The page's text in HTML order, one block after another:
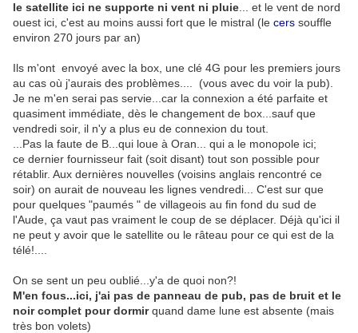
le satellite ici ne supporte ni vent ni pluie ... et le vent de nord
ouest ici, c'est au moins aussi fort que le mistral (le cers souffle
environ 270 jours par an)
Ils m'ont envoyé avec la box, une clé 4G pour les premiers jours
au cas où j'aurais des problèmes.... (vous avec du voir la pub).
Je ne m'en serai pas servie...car la connexion a été parfaite et
quasiment immédiate, dès le changement de box...sauf que
vendredi soir, il n'y a plus eu de connexion du tout.
...Pas la faute de B...qui loue à Oran... qui a le monopole ici;
ce dernier fournisseur fait (soit disant) tout son possible pour
rétablir. Aux dernières nouvelles (voisins anglais rencontré ce
soir) on aurait de nouveau les lignes vendredi... C'est sur que
pour quelques "paumés " de villageois au fin fond du sud de
l'Aude, ça vaut pas vraiment le coup de se déplacer. Déjà qu'ici il
ne peut y avoir que le satellite ou le râteau pour ce qui est de la
télé!....
On se sent un peu oublié...y'a de quoi non?!
M'en fous...ici, j'ai pas de panneau de pub, pas de bruit et le
noir complet pour dormirquand dame lune est absente (mais
très bon volets)